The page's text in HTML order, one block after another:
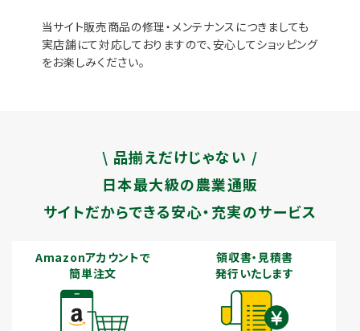
当サイト販売商品の修理・メンテナンスにつきましても
実店舗にて対応しておりますので、安心してショッピング
をお楽しみください。
\ 品揃えだけじゃない /
日本最大級の農業通販
サイトだからできる安心・充実のサービス
Amazonアカウントで
簡単注文
領収書・見積書
発行いたします